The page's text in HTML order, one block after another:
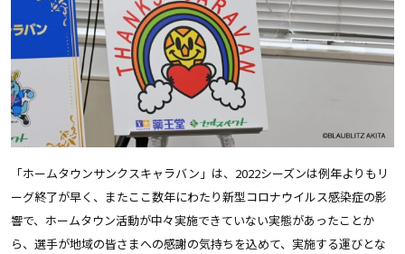
「ホームタウンサンクスキャラバン」は、2022シーズンは例年よりもリ
ーグ終了が早く、またここ数年にわたり新型コロナウイルス感染症の影
響で、ホームタウン活動が中々実施できていない実態があったことか
ら、選手が地域の皆さまへの感謝の気持ちを込めて、実施する運びとな